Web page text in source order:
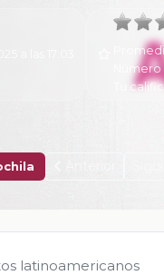
Tu
latinoamericanos